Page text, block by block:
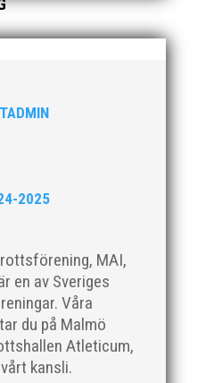
2025
MAI,
en av Sveriges
Våra
du på Malmö
Atleticum,
kansli.
Indoor Challenge i
inomhusarrangemang
veterantävling i
på ”Prova-På-
tävlingshelg med många
rekryteringsprocess är vi
vår nya klubbdirektör,
Med hans tidigare